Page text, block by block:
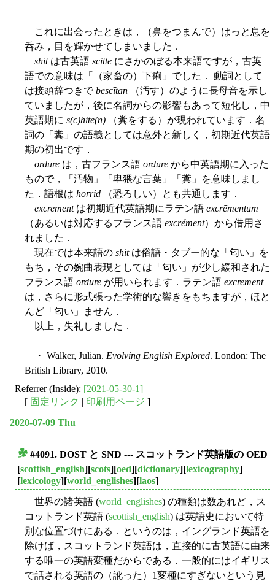
これに出会ったときは，（鼻をつまんで）はっと息を
呑み，目を輝かせてしまいました．
shitは古英語 scitte にさかのぼる本来語ですが，古英
語での意味は「（家畜の）下痢」でした． 動詞として
は接頭辞つきでbescītan （汚す）のように長母音を示し
ていましたが，後に名詞からの影響もあって短化し，中
英語期に s(c)hite(n) （糞をする）が現われています．名
詞の「糞」の語義としては意外と新しく，初期近代英語
期の初出です．
ordure は，古フランス語 ordure から中英語期に入った
もので，「汚物」「卑猥な言葉」「糞」を意味しまし
た．語根は horrid （恐ろしい）とも共通します．
excrementは初期近代英語期にラテン語 excrēmentum
（あるいは対応するフランス語 excrément）から借用さ
れました．
現在では本来語の shitは俗語・タブー的な「匂い」を
もち，その婉曲表現としては「匂い」が少し緩和された
フランス語 ordure が用いられます．ラテン語 excrement
は，さらに形式張った学術的な響きをもちますが，ほと
んど「匂い」ません．
以上，失礼しました．
・ Walker, Julian. Evolving English Explored. London: The
British Library, 2010.
Referrer (Inside): [2021-05-30-1]
[ 固定リンク | 印刷用ページ ]
2020-07-09 Thu
#4091. DOST と SND --- スコットランド英語版の OED
[scottish_english][scots][oed][dictionary][lexicography]
[lexicology][world_englishes][laos]
世界の諸英語 (world_englishes) の種類は数あれど，ス
コットランド英語 (scottish_english) は英語史において特
別な位置づけにある．というのは，イングランド英語を
除けば，スコットランド英語は，直接的に古英語に由来
する唯一の英語変種だからである．一般的にはイギリス
で話される英語の（訛った）1変種にすぎないという見